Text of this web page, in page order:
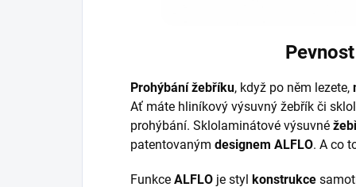
Prohýbání žebříku, když po něm lezete,
Ať máte hliníkový výsuvný žebřík či
prohýbání. Sklolaminátové výsuvné
patentovaným designem ALFLO. A co
Funkce ALFLO je styl konstrukce